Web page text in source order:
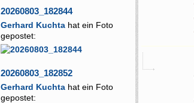
20260803_182844
Gerhard Kuchta hat ein Foto
gepostet:
20260803_182852
Gerhard Kuchta hat ein Foto
gepostet: